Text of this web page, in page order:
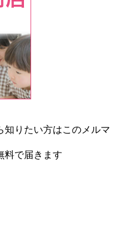
知りたい方はこのメルマ
料で届きます